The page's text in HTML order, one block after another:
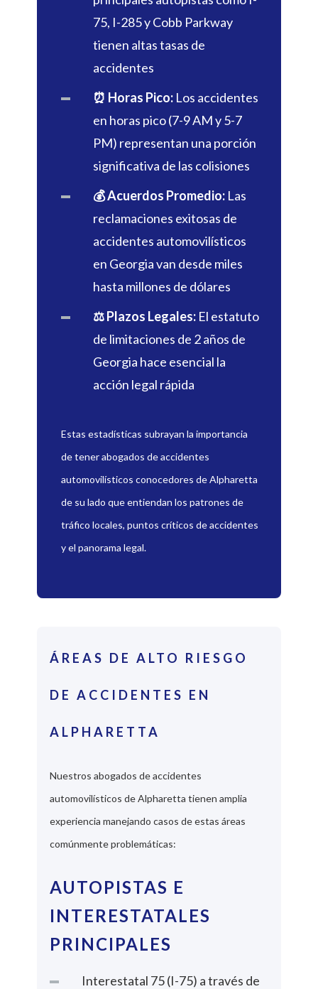
75, I-285 y Cobb Parkway
tienen altas tasas de
accidentes
⏰ Horas Pico: Los accidentes
en horas pico (7-9 AM y 5-7
PM) representan una porción
significativa de las colisiones
💰 Acuerdos Promedio: Las
reclamaciones exitosas de
accidentes automovilísticos
en Georgia van desde miles
hasta millones de dólares
⚖️ Plazos Legales: El estatuto
de limitaciones de 2 años de
Georgia hace esencial la
acción legal rápida
Estas estadísticas subrayan la importancia
de tener abogados de accidentes
automovilísticos conocedores de Alpharetta
de su lado que entiendan los patrones de
tráfico locales, puntos críticos de accidentes
y el panorama legal.
ÁREAS DE ALTO RIESGO
DE ACCIDENTES EN
ALPHARETTA
Nuestros abogados de accidentes
automovilísticos de Alpharetta tienen amplia
experiencia manejando casos de estas áreas
comúnmente problemáticas:
AUTOPISTAS E
INTERESTATALES
PRINCIPALES
Interestatal 75 (I-75) a través de